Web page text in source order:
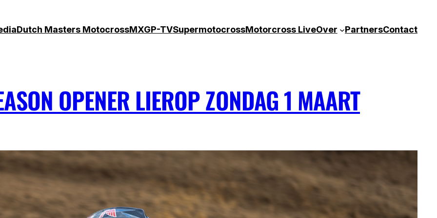
Dutch Masters MotocrossMXGP-TVSupermotocrossMotorcross LiveOver PartnersContact
OPENER LIEROP ZONDAG 1 MAART